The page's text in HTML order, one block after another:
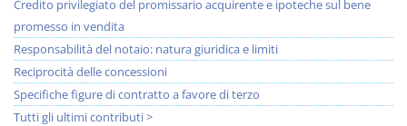
Credito privilegiato del promissario acquirente e ipoteche sul bene
promesso in vendita
Responsabilità del notaio: natura giuridica e limiti
Reciprocità delle concessioni
Specifiche figure di contratto a favore di terzo
Tutti gli ultimi contributi >